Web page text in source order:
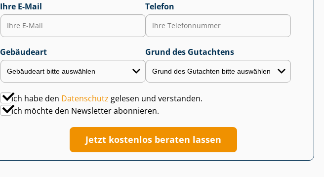
Ihre E-Mail Telefon
Gebäudeart Grund des Gutachtens
Ich habe den Datenschutz gelesen und verstanden.
Ich möchte den Newsletter abonnieren.
Jetzt kostenlos beraten lassen